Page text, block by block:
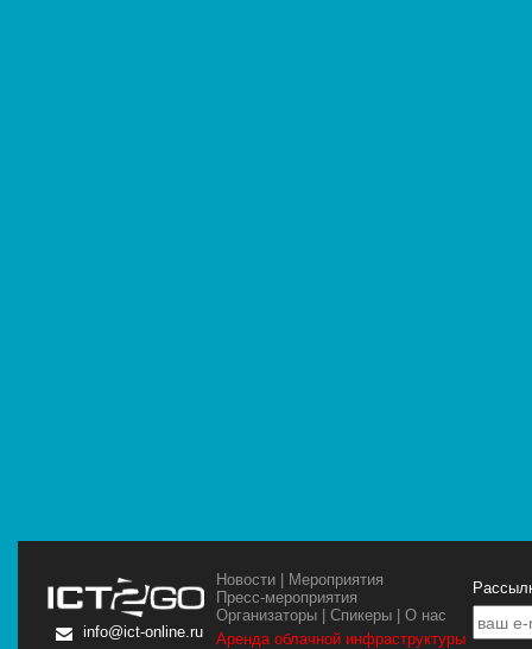
info@ict-online.ru
Новости
Мероприятия
Пресс-мероприятия
Организаторы |Спикеры |О нас
Аренда облачной инфраструктуры